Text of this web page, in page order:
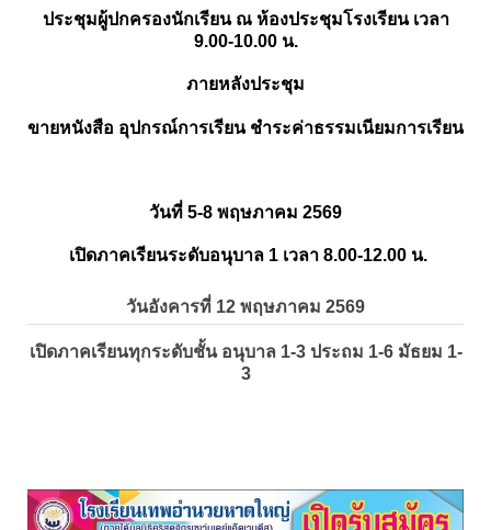
ประชุมผู้ปกครองนักเรียน ณ ห้องประชุมโรงเรียน เวลา
9.00-10.00 น.
ภายหลังประชุม
ขายหนังสือ อุปกรณ์การเรียน ชำระค่าธรรมเนียมการเรียน
วันที่ 5-8 พฤษภาคม 2569
เปิดภาคเรียนระดับอนุบาล 1 เวลา 8.00-12.00 น.
วันอังคารที่ 12 พฤษภาคม 2569
เปิดภาคเรียนทุกระดับชั้น อนุบาล 1-3 ประถม 1-6 มัธยม 1-
3